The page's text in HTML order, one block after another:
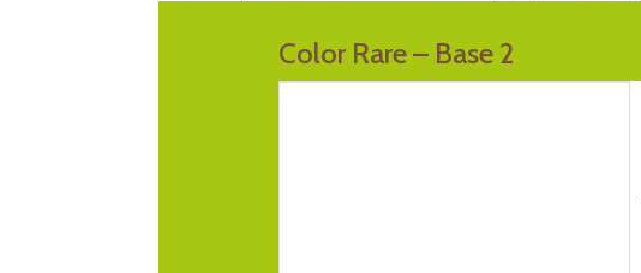
Color Rare – Base 2